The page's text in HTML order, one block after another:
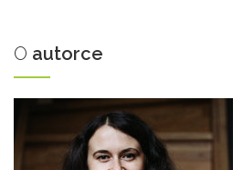
O autorce